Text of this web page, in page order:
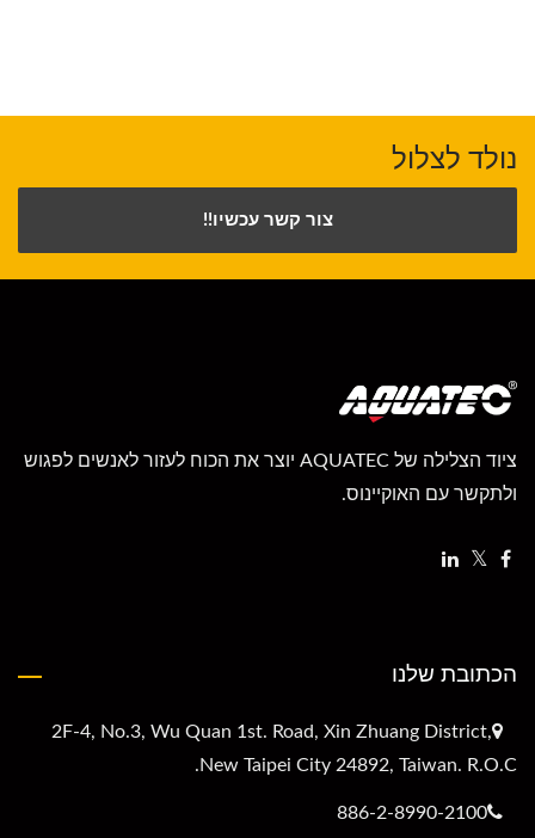
נולד לצלול
צור קשר עכשיו!!
ציוד הצלילה של AQUATEC יוצר את הכוח לעזור לאנשים לפגוש
ולתקשר עם האוקיינוס.
הכתובת שלנו
2F-4, No.3, Wu Quan 1st. Road, Xin Zhuang District,
New Taipei City 24892, Taiwan. R.O.C.
886-2-8990-2100